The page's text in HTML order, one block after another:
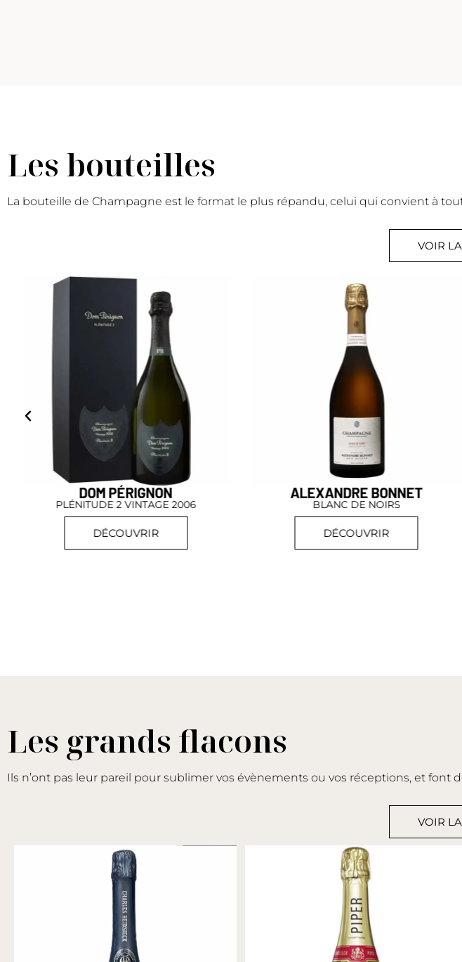
Les bouteilles
La bouteille de Champagne est le format le plus répandu, celui qui convient à
VOIR
DOM PÉRIGNON
PLÉNITUDE 2 VINTAGE 2006
DÉCOUVRIR
ALEXANDRE BONNET
BLANC DE NOIRS
DÉCOUVRIR
Les grands flacons
Ils n’ont pas leur pareil pour sublimer vos évènements ou vos réceptions, et font
VOIR